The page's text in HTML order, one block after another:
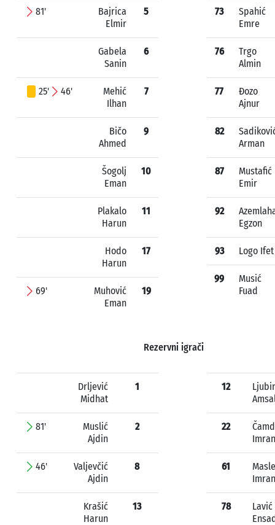
81'
Bajrica
Elmir
5
Gabela
Sanin
6
25' 46'
Mehić
Ilhan
7
Bičo
Ahmed
9
Šogolj
Eman
10
Plakalo
Harun
11
Hodo
Harun
17
69'
Muhović
Eman
19
73
Spahić
Emre
76
Trgo
Almin
77
Đozo
Ajnur
82
Arman
87
Mustafić
Emir
92
Egzon
93 Logo Ifet
99
Musić
Fuad
Rezervni igrači
Drljević
Midhat
1
81'
Muslić
Ajdin
2
46'
Valjevčić
Ajdin
8
Krašić
Harun
13
12
22
Imran
61
Imran
78
Lavić